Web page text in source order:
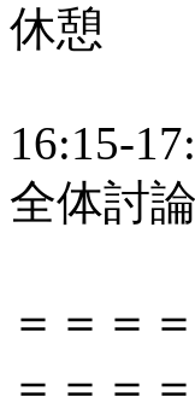
休憩
16:15-
全体討論
＝＝＝
＝＝＝